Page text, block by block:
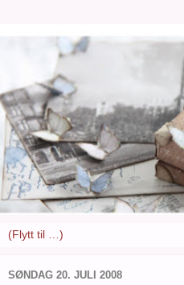
SØNDAG 20. JULI 2008